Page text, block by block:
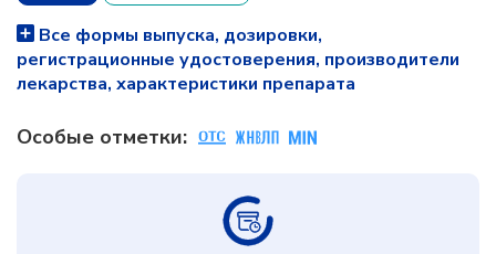
Все формы выпуска, дозировки,
регистрационные удостоверения, производители
лекарства, характеристики препарата
Особые отметки: